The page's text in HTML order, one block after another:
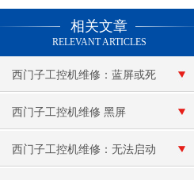
相关文章
RELEVANT ARTICLES
西门子工控机维修：蓝屏或死
机
西门子工控机维修 黑屏
西门子工控机维修：无法启动